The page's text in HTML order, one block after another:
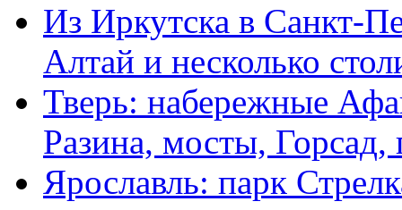
Из Иркутска в Санкт-
Алтай и несколько
Тверь: набережные
Разина, мосты,
Ярославль: парк